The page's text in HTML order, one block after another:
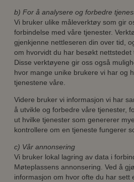
b) For å analysere og forbedre
Vi bruker ulike måleverktøy som gir
forbindelse med våre tjenester.
gjenkjenne nettleseren din over tid,
om hvorvidt du har besøkt nettstedet
Disse verktøyene gir oss også
hvor mange unike brukere vi har og
tjenestene våre.
Videre bruker vi informasjon vi har
å utvikle og forbedre våre tjenester,
ut hvilke tjenester som genererer
kontrollere om en tjeneste fungerer
c) Vår annonsering
Vi bruker lokal lagring av data i
Møteplassens annonsering. Ved å
informasjon om hvor ofte du har sett